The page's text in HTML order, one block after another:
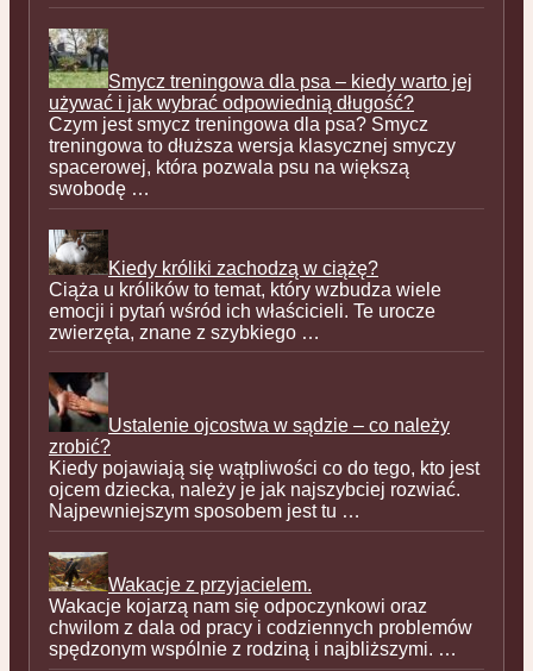
Smycz treningowa dla psa – kiedy warto jej
używać i jak wybrać odpowiednią długość?
Czym jest smycz treningowa dla psa? Smycz
treningowa to dłuższa wersja klasycznej smyczy
spacerowej, która pozwala psu na większą
swobodę …
Kiedy króliki zachodzą w ciążę?
Ciąża u królików to temat, który wzbudza wiele
emocji i pytań wśród ich właścicieli. Te urocze
zwierzęta, znane z szybkiego …
Ustalenie ojcostwa w sądzie – co należy
zrobić?
Kiedy pojawiają się wątpliwości co do tego, kto jest
ojcem dziecka, należy je jak najszybciej rozwiać.
Najpewniejszym sposobem jest tu …
Wakacje z przyjacielem.
Wakacje kojarzą nam się odpoczynkowi oraz
chwilom z dala od pracy i codziennych problemów
spędzonym wspólnie z rodziną i najbliższymi. …